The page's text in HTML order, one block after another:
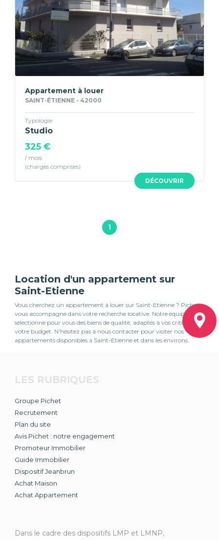
DÉCOUVRIR
Appartement à louer
SAINT-ÉTIENNE - 42000
Typologie
Studio
325 €
/ mois
1
Location d'un appartement sur
Saint-Etienne
Vous cherchez un appartement à louer sur Saint-Etienne ? Pichet
vous accompagne dans votre recherche locative. Notre équipe
sélectionne pour vous des biens de qualité, adaptés à vos critères et à
votre budget. N'hésitez pas à nous contacter pour visiter nos
appartements disponibles à Saint-Etienne et dans les environs.
LES RUBRIQUES
Groupe Pichet
Recrutement
Plan du site
Avis Pichet : notre engagement
Promoteur Immobilier
Guide Immobilier
Dispositif Jeanbrun
Achat Maison
Achat Appartement
Dans le cadre des dispositifs LMP et LMNP,